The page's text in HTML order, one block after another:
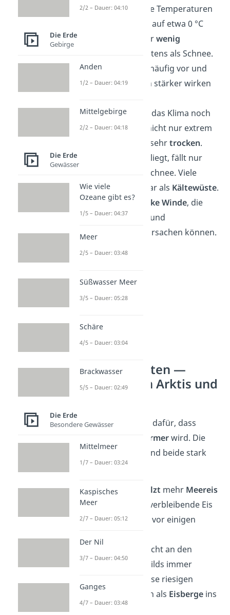
Sommer können die Temperaturen
aber manchmal bis auf etwa 0 °C
steigen. Es fällt eherwenig
, meistens als Schnee.
Auch Wind kommt häufig vor und
kann die Kälte noch stärker wirken
In derAntarktis
ist das Klima noch
härter. Dort ist es nicht nur extrem
kalt, sondern auch sehrtrocken.
Obwohl überall Eis liegt, fällt nur
sehr wenig neuer Schnee. Viele
Gebiete gelten sogar als Kältewüste.
Dazu kommen starke Winde, die
Schnee aufwirbeln und
Schneestürme verursachen können.
Gemeinsamkeiten —
Klimawandel in Arktis und
Antarktis
Der Klimawandel sorgt dafür, dass
wärmerwird. Die
ArktisundAntarktis
sind beide stark
davon betroffen.
In derArktis schmilzt mehr Meereis
als früher und das verbleibende Eis
istdünnerals noch vor einigen
bricht an den
Rändern des Eisschilds immer
ab. Diese riesigen
Stücke treiben dann als Eisberge ins
Meer.
2/2 – Dauer: 04:10
Die Erde
Gebirge
Anden
1/2 – Dauer: 04:19
Mittelgebirge
2/2 – Dauer: 04:18
Die Erde
Gewässer
Wie viele
Ozeane gibt es?
1/5 – Dauer: 04:37
Meer
2/5 – Dauer: 03:48
Süßwasser Meer
3/5 – Dauer: 05:28
Schäre
4/5 – Dauer: 03:04
Brackwasser
5/5 – Dauer: 02:49
Die Erde
Besondere Gewässer
Mittelmeer
1/7 – Dauer: 03:24
Kaspisches
Meer
2/7 – Dauer: 05:12
Der Nil
3/7 – Dauer: 04:50
Ganges
4/7 – Dauer: 03:48